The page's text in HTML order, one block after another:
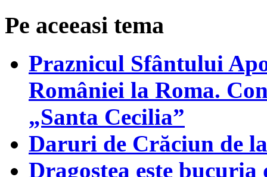
Pe aceeasi tema
Praznicul Sfântului
României la Roma.
„Santa Cecilia”
Daruri de Crăciun de
Dragostea este